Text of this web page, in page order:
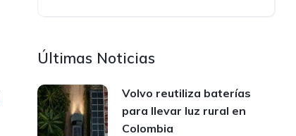
Últimas Noticias
Volvo reutiliza baterías
para llevar luz rural en
Colombia